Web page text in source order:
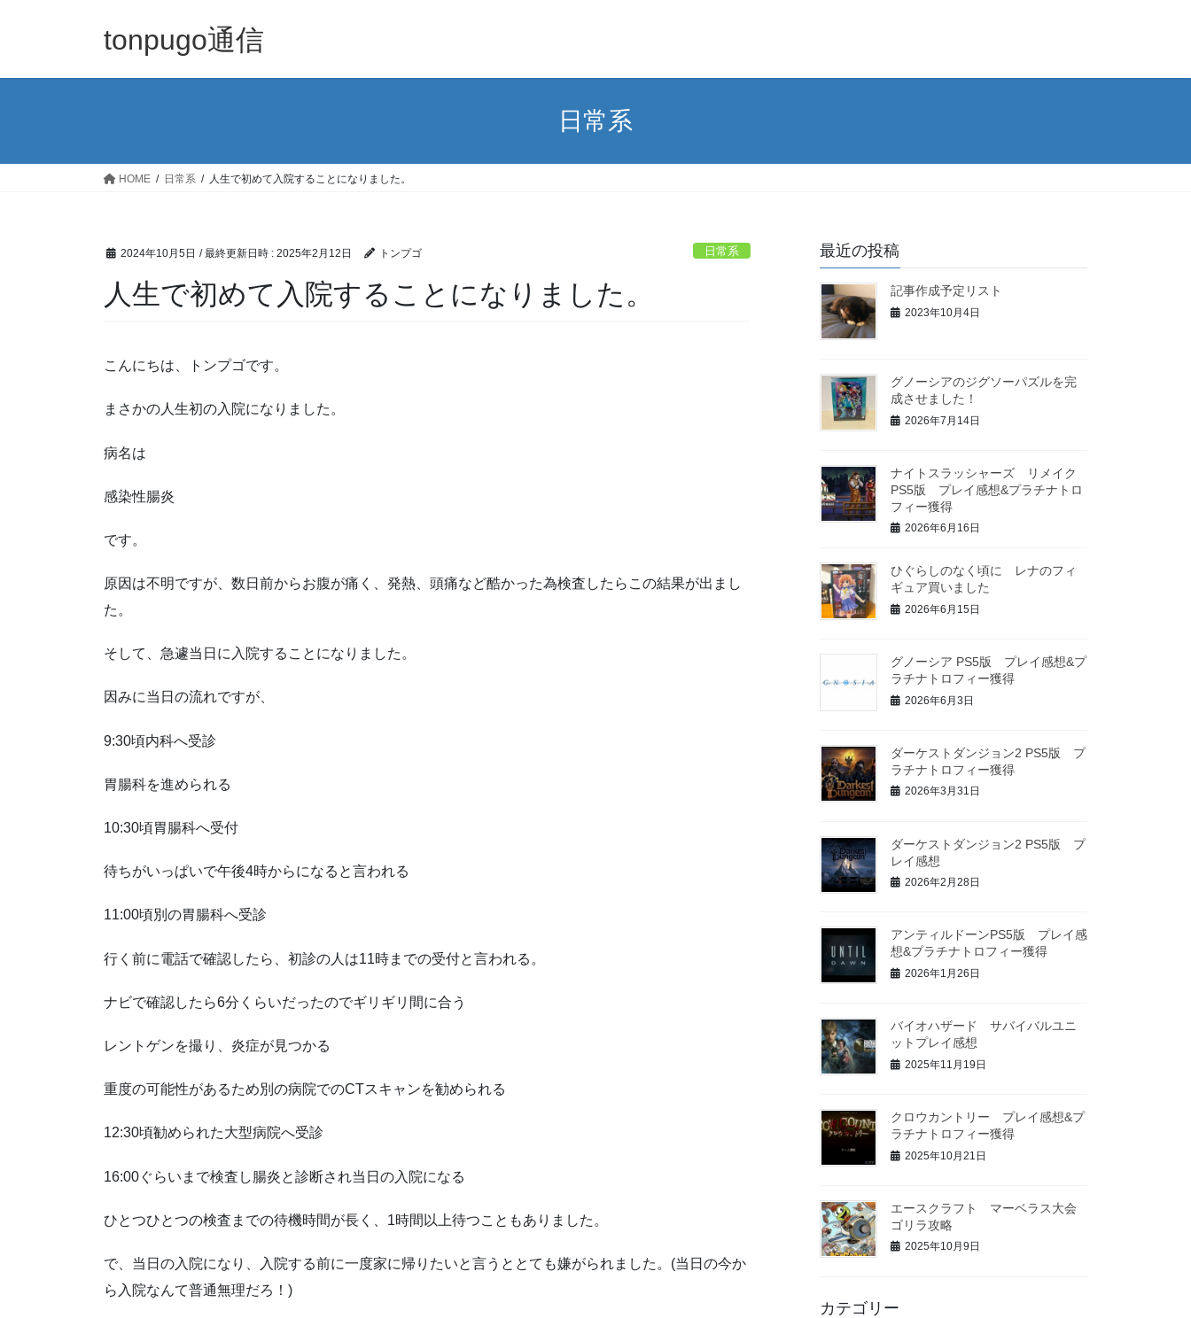
tonpugo通信
日常系
HOME 日常系 人生で初めて入院することになりました。
2024年10月5日 / 最終更新日時 : 2025年2月12日 トンプゴ 日常系
人生で初めて入院することになりました。
こんにちは、トンプゴです。
まさかの人生初の入院になりました。
病名は
感染性腸炎
です。
原因は不明ですが、数日前からお腹が痛く、発熱、頭痛など酷かった為検査したらこの結果が出まし
た。
そして、急遽当日に入院することになりました。
因みに当日の流れですが、
9:30頃内科へ受診
胃腸科を進められる
10:30頃胃腸科へ受付
待ちがいっぱいで午後4時からになると言われる
11:00頃別の胃腸科へ受診
行く前に電話で確認したら、初診の人は11時までの受付と言われる。
ナビで確認したら6分くらいだったのでギリギリ間に合う
レントゲンを撮り、炎症が見つかる
重度の可能性があるため別の病院でのCTスキャンを勧められる
12:30頃勧められた大型病院へ受診
16:00ぐらいまで検査し腸炎と診断され当日の入院になる
ひとつひとつの検査までの待機時間が長く、1時間以上待つこともありました。
で、当日の入院になり、入院する前に一度家に帰りたいと言うととても嫌がられました。(当日の今か
ら入院なんて普通無理だろ！)
最近の投稿
記事作成予定リスト
2023年10月4日
グノーシアのジグソーパズルを完
成させました！
2026年7月14日
ナイトスラッシャーズ リメイク
PS5版 プレイ感想&プラチナトロ
フィー獲得
2026年6月16日
ひぐらしのなく頃に レナのフィ
ギュア買いました
2026年6月15日
グノーシア PS5版 プレイ感想&プ
ラチナトロフィー獲得
2026年6月3日
ダーケストダンジョン2 PS5版 プ
ラチナトロフィー獲得
2026年3月31日
ダーケストダンジョン2 PS5版 プ
レイ感想
2026年2月28日
アンティルドーンPS5版 プレイ感
想&プラチナトロフィー獲得
2026年1月26日
バイオハザード サバイバルユニ
ットプレイ感想
2025年11月19日
クロウカントリー プレイ感想&プ
ラチナトロフィー獲得
2025年10月21日
エースクラフト マーベラス大会
ゴリラ攻略
2025年10月9日
カテゴリー